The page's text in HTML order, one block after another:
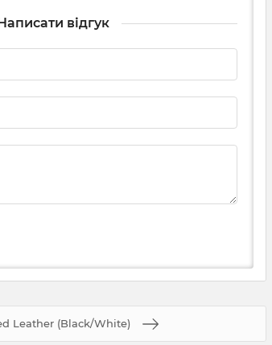
відгук
Leather (Black/White)